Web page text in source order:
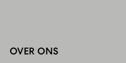
OVER ONS